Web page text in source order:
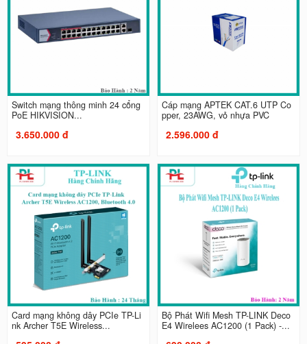
Switch mạng thông minh 24 cổng
PoE HIKVISION...
3.650.000 đ
Cáp mạng APTEK CAT.6 UTP Co
pper, 23AWG, vỏ nhựa PVC
2.596.000 đ
Card mạng không dây PCIe TP-Li
nk Archer T5E Wireless...
Bộ Phát Wifi Mesh TP-LINK Deco
E4 Wirelees AC1200 (1 Pack) -...